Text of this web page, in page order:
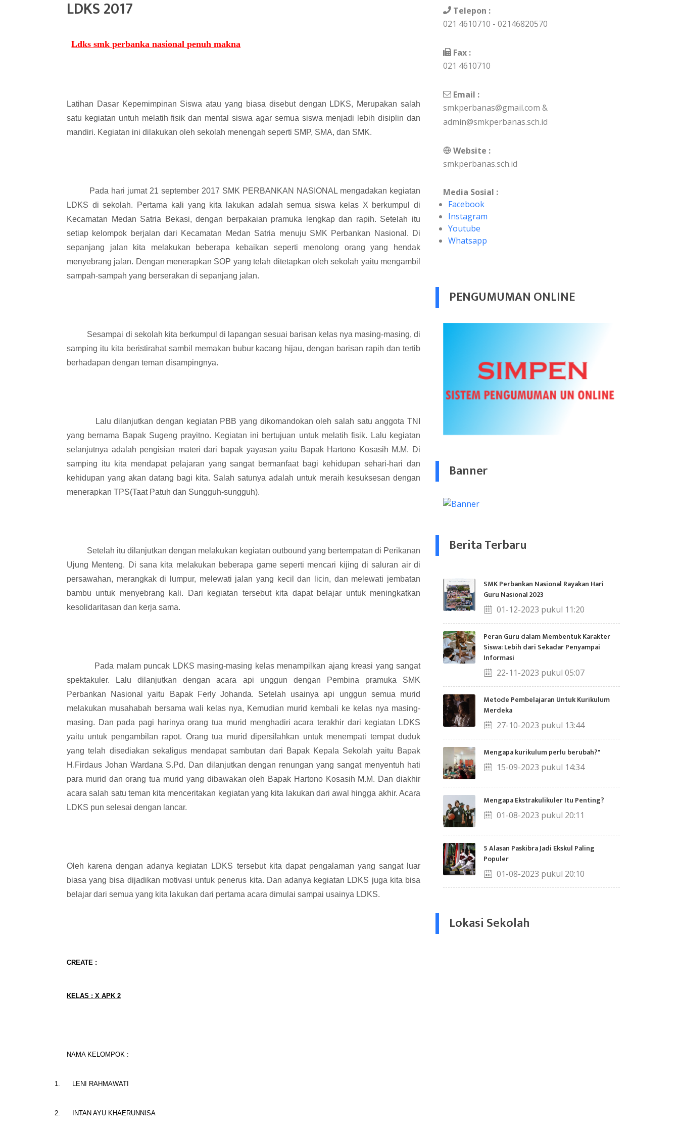
LDKS 2017
Ldks smk perbanka nasional penuh makna
Latihan Dasar Kepemimpinan Siswa atau yang biasa disebut dengan LDKS, Merupakan salah
satu kegiatan untuh melatih fisik dan mental siswa agar semua siswa menjadi lebih disiplin dan
mandiri. Kegiatan ini dilakukan oleh sekolah menengah seperti SMP, SMA, dan SMK.
Pada hari jumat 21 september 2017 SMK PERBANKAN NASIONAL mengadakan kegiatan
LDKS di sekolah. Pertama kali yang kita lakukan adalah semua siswa kelas X berkumpul di
Kecamatan Medan Satria Bekasi, dengan berpakaian pramuka lengkap dan rapih. Setelah itu
setiap kelompok berjalan dari Kecamatan Medan Satria menuju SMK Perbankan Nasional. Di
sepanjang jalan kita melakukan beberapa kebaikan seperti menolong orang yang hendak
menyebrang jalan. Dengan menerapkan SOP yang telah ditetapkan oleh sekolah yaitu mengambil
sampah-sampah yang berserakan di sepanjang jalan.
Sesampai di sekolah kita berkumpul di lapangan sesuai barisan kelas nya masing-masing, di
samping itu kita beristirahat sambil memakan bubur kacang hijau, dengan barisan rapih dan tertib
berhadapan dengan teman disampingnya.
Lalu dilanjutkan dengan kegiatan PBB yang dikomandokan oleh salah satu anggota TNI
yang bernama Bapak Sugeng prayitno. Kegiatan ini bertujuan untuk melatih fisik. Lalu kegiatan
selanjutnya adalah pengisian materi dari bapak yayasan yaitu Bapak Hartono Kosasih M.M. Di
samping itu kita mendapat pelajaran yang sangat bermanfaat bagi kehidupan sehari-hari dan
kehidupan yang akan datang bagi kita. Salah satunya adalah untuk meraih kesuksesan dengan
menerapkan TPS(Taat Patuh dan Sungguh-sungguh).
Setelah itu dilanjutkan dengan melakukan kegiatan outbound yang bertempatan di Perikanan
Ujung Menteng. Di sana kita melakukan beberapa game seperti mencari kijing di saluran air di
persawahan, merangkak di lumpur, melewati jalan yang kecil dan licin, dan melewati jembatan
bambu untuk menyebrang kali. Dari kegiatan tersebut kita dapat belajar untuk meningkatkan
kesolidaritasan dan kerja sama.
Pada malam puncak LDKS masing-masing kelas menampilkan ajang kreasi yang sangat
spektakuler. Lalu dilanjutkan dengan acara api unggun dengan Pembina pramuka SMK
Perbankan Nasional yaitu Bapak Ferly Johanda. Setelah usainya api unggun semua murid
melakukan musahabah bersama wali kelas nya, Kemudian murid kembali ke kelas nya masing-
masing. Dan pada pagi harinya orang tua murid menghadiri acara terakhir dari kegiatan LDKS
yaitu untuk pengambilan rapot. Orang tua murid dipersilahkan untuk menempati tempat duduk
yang telah disediakan sekaligus mendapat sambutan dari Bapak Kepala Sekolah yaitu Bapak
H.Firdaus Johan Wardana S.Pd. Dan dilanjutkan dengan renungan yang sangat menyentuh hati
para murid dan orang tua murid yang dibawakan oleh Bapak Hartono Kosasih M.M. Dan diakhir
acara salah satu teman kita menceritakan kegiatan yang kita lakukan dari awal hingga akhir. Acara
LDKS pun selesai dengan lancar.
Oleh karena dengan adanya kegiatan LDKS tersebut kita dapat pengalaman yang sangat luar
biasa yang bisa dijadikan motivasi untuk penerus kita. Dan adanya kegiatan LDKS juga kita bisa
belajar dari semua yang kita lakukan dari pertama acara dimulai sampai usainya LDKS.
CREATE :
KELAS : X APK 2
NAMA KELOMPOK :
1. LENI RAHMAWATI
2. INTAN AYU KHAERUNNISA
Telepon :
021 4610710 - 02146820570
Fax :
021 4610710
Email :
smkperbanas@gmail.com &
admin@smkperbanas.sch.id
Website :
smkperbanas.sch.id
Media Sosial :
Facebook
Instagram
Youtube
Whatsapp
PENGUMUMAN ONLINE
Banner
Berita Terbaru
SMK Perbankan Nasional Rayakan Hari
Guru Nasional 2023
01-12-2023 pukul 11:20
Peran Guru dalam Membentuk Karakter
Siswa: Lebih dari Sekadar Penyampai
Informasi
22-11-2023 pukul 05:07
Metode Pembelajaran Untuk Kurikulum
Merdeka
27-10-2023 pukul 13:44
Mengapa kurikulum perlu berubah?"
15-09-2023 pukul 14:34
Mengapa Ekstrakulikuler Itu Penting?
01-08-2023 pukul 20:11
5 Alasan Paskibra Jadi Ekskul Paling
Populer
01-08-2023 pukul 20:10
Lokasi Sekolah